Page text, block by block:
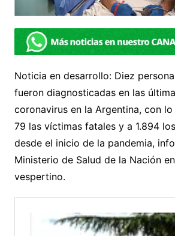
Noticia en desarrollo: Diez
fueron diagnosticadas en las
coronavirus en la Argentina, con lo
79 las víctimas fatales y a 1.894
desde el inicio de la pandemia,
Ministerio de Salud de la Nación
vespertino.